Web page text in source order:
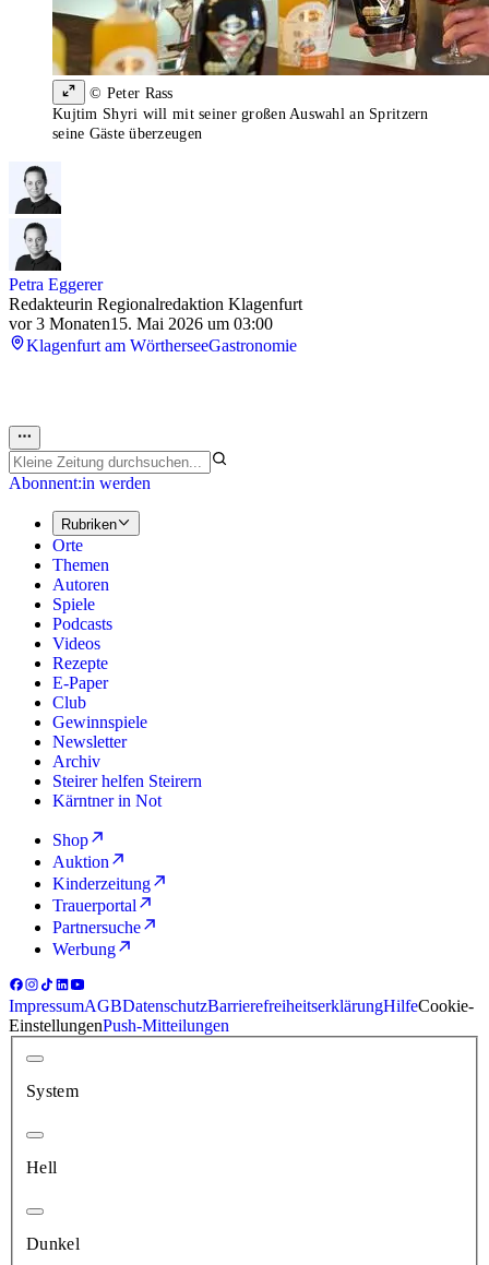
© Peter Rass
Kujtim Shyri will mit seiner großen Auswahl an Spritzern
seine Gäste überzeugen
Petra Eggerer
Redakteurin Regionalredaktion Klagenfurt
vor 3 Monaten15. Mai 2026 um 03:00
Klagenfurt am WörtherseeGastronomie
Abonnent:in werden
Rubriken
Orte
Themen
Autoren
Spiele
Podcasts
Videos
Rezepte
E-Paper
Club
Gewinnspiele
Newsletter
Archiv
Steirer helfen Steirern
Kärntner in Not
Shop
Auktion
Kinderzeitung
Trauerportal
Partnersuche
Werbung
ImpressumAGBDatenschutzBarrierefreiheitserklärungHilfeCookie-
EinstellungenPush-Mitteilungen
System
Hell
Dunkel